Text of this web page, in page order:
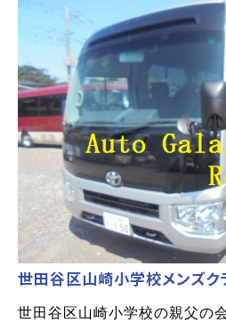
世田谷区山崎小学校メンズク
世田谷区山崎小学校の親父の